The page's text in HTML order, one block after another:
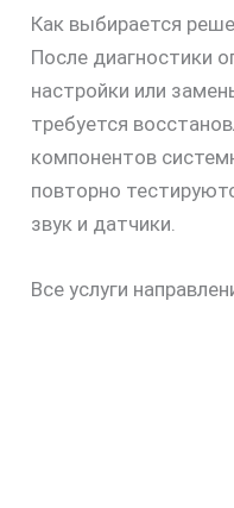
Как выбирается
После диагностики
настройки или
требуется
компонентов
повторно
звук и датчики.
Все услуги